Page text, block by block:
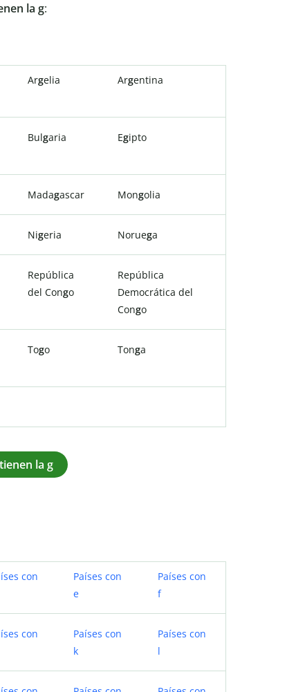
la g:
Argelia Argentina
Bulgaria Egipto
Madagascar Mongolia
Nigeria Noruega
República
del Congo
República
Democrática del
Congo
Togo Tonga
la g
con
Países con
e
Países con
f
con
Países con
k
Países con
l